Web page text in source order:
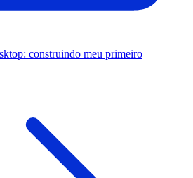
construindo meu primeiro